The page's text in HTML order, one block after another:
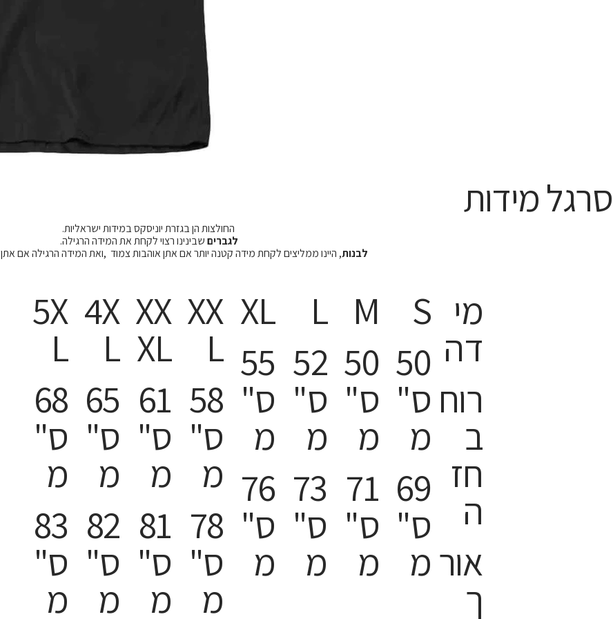
סרגל מידות
החולצות הן בגזרת יוניסקס במידות ישראליות.
לגבריםשבינינו רצוי לקחת את המידה הרגילה.
לבנות, היינו ממליצים לקחת מידה קטנה יותר אם אתן אוהבות צמוד ,ואת המידה הרגילה אם
5X
L
68
ס"
מ
83
ס"
מ
4X
L
65
ס"
מ
82
ס"
מ
XX
XL
61
ס"
מ
81
ס"
מ
XX
L
58
ס"
מ
78
ס"
מ
XL
55
ס"
מ
76
ס"
מ
L
52
ס"
מ
73
ס"
מ
M
50
ס"
מ
71
ס"
מ
S
50
ס"
מ
69
ס"
מ
מי
דה
רוח
ב
חז
ה
אור
ך